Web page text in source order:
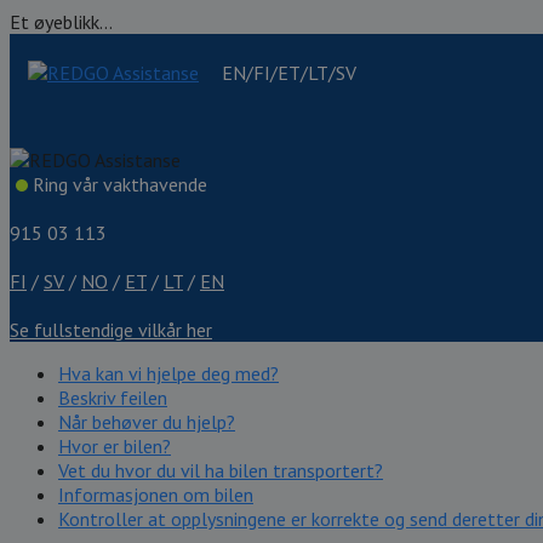
Et øyeblikk...
EN/FI/ET/LT/SV
Ring vår vakthavende
915 03 113
FI / SV / NO / ET / LT / EN
Se fullstendige vilkår her
Hva kan vi hjelpe deg med?
Beskriv feilen
Når behøver du hjelp?
Hvor er bilen?
Vet du hvor du vil ha bilen transportert?
Informasjonen om bilen
Kontroller at opplysningene er korrekte og send deretter